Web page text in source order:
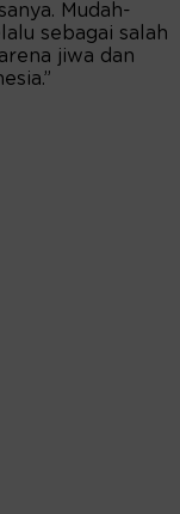
Mudah-
sebagai salah
jiwa dan